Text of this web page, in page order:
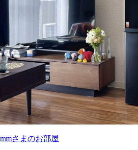
mmさまのお部屋